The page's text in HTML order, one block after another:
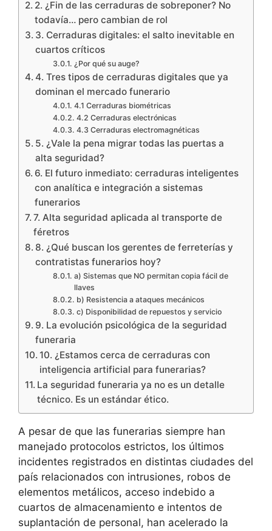
2. ¿Fin de las cerraduras de sobreponer? No
todavía… pero cambian de rol
3. Cerraduras digitales: el salto inevitable en
cuartos críticos
¿Por qué su auge?
4. Tres tipos de cerraduras digitales que ya
dominan el mercado funerario
4.1 Cerraduras biométricas
4.2 Cerraduras electrónicas
4.3 Cerraduras electromagnéticas
5. ¿Vale la pena migrar todas las puertas a
alta seguridad?
6. El futuro inmediato: cerraduras inteligentes
con analítica e integración a sistemas
funerarios
7. Alta seguridad aplicada al transporte de
féretros
8. ¿Qué buscan los gerentes de ferreterías y
contratistas funerarios hoy?
a) Sistemas que NO permitan copia fácil de
llaves
b) Resistencia a ataques mecánicos
c) Disponibilidad de repuestos y servicio
9. La evolución psicológica de la seguridad
funeraria
10. ¿Estamos cerca de cerraduras con
inteligencia artificial para funerarias?
La seguridad funeraria ya no es un detalle
técnico. Es un estándar ético.
A pesar de que las funerarias siempre han
manejado protocolos estrictos, los últimos
incidentes registrados en distintas ciudades del
país relacionados con intrusiones, robos de
elementos metálicos, acceso indebido a
cuartos de almacenamiento e intentos de
suplantación de personal, han acelerado la